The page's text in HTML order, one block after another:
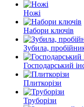
Ножі
Набори ключів
Зубила,
Господарський
Плиткорізи
Труборізи